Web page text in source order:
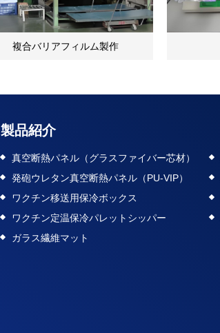
複合バリアフィルム製作
製品紹介
真空断熱パネル（グラスファイバー芯材）
発砲ウレタン真空断熱パネル（PU-VIP）
ワクチン移送用保冷ボックス
ワクチン定温保冷パレットシッパー
ガラス繊維マット